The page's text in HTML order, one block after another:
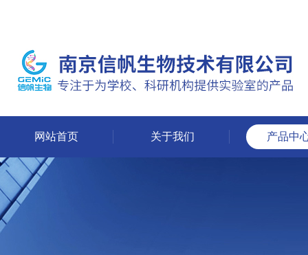
网站首页 关于我们 产品中